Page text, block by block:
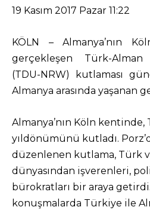
19 Kasım 2017 Pazar 11:22
KÖLN – Almanya’nın
gerçekleşen Türk-
(TDU-NRW) kutlaması
Almanya arasında yaşanan
Almanya’nın Köln
yıldönümünü kutladı.
düzenlenen kutlama, Türk
dünyasından işverenleri,
bürokratları bir araya getirdi.
konuşmalarda Türkiye ile